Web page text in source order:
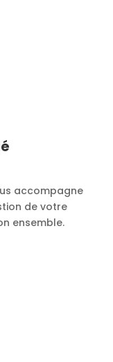
accompagne
de votre
ensemble.